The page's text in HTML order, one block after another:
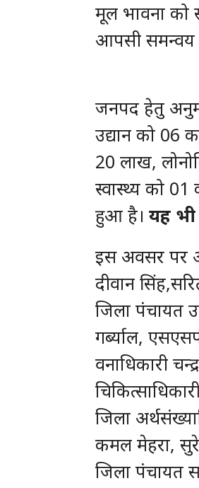
मूल भावना को
आपसी समन्वय
जनपद हेतु
उद्यान को 06
20 लाख,
स्वास्थ्य को 01
हुआ है। यह
इस अवसर पर
दीवान
जिला पंचायत
गर्ब्याल,
वनाधिकारी
जिला
कमल मेहरा,
जिला पंचायत